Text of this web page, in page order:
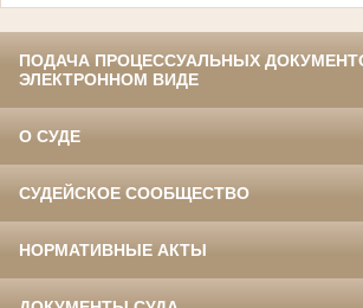
ПОДАЧА ПРОЦЕССУАЛЬНЫХ
ЭЛЕКТРОННОМ ВИДЕ
О СУДЕ
СУДЕЙСКОЕ СООБЩЕСТВО
НОРМАТИВНЫЕ АКТЫ